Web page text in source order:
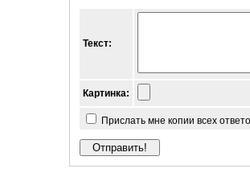
Текст:
Картинка:
Прислать мне копии всех